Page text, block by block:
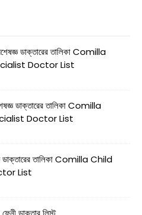
ডাক্তারের তালিকা Comilla
Doctor List
ডাক্তারের তালিকা Comilla
Doctor List
ডাক্তারের তালিকা Comilla Child
List